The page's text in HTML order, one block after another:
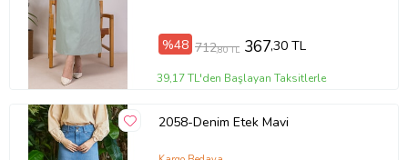
%48 712,80 TL 367,30 TL
39,17 TL'den Başlayan Taksitlerle
2058-Denim Etek Mavi